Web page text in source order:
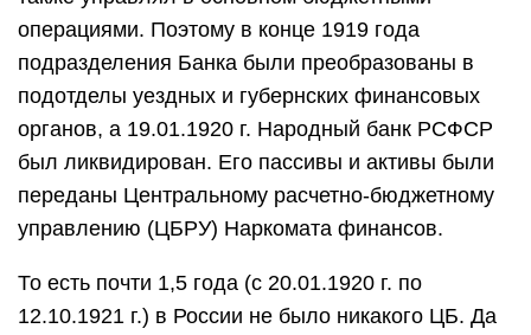
операциями. Поэтому в конце 1919 года
подразделения Банка были преобразованы в
подотделы уездных и губернских финансовых
органов, а 19.01.1920 г. Народный банк РСФСР
был ликвидирован. Его пассивы и активы были
переданы Центральному расчетно-бюджетному
управлению (ЦБРУ) Наркомата финансов.
То есть почти 1,5 года (с 20.01.1920 г. по
12.10.1921 г.) в России не было никакого ЦБ. Да